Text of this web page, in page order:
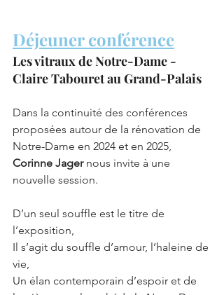
Déjeuner conférence
Les vitraux de Notre-Dame -
Claire Tabouret au Grand-Palais
Dans la continuité des conférences
proposées autour de la rénovation de
Notre-Dame en 2024 et en 2025,
Corinne Jager nous invite à une
nouvelle session.
D’un seul souffle est le titre de
l’exposition,
Il s’agit du souffle d’amour, l’haleine de
vie,
Un élan contemporain d’espoir et de